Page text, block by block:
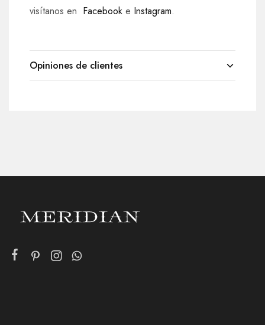
visítanos en Facebook e Instagram.
Opiniones de clientes